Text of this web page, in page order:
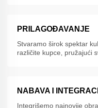
PRILAGOĐAVANJE
Stvaramo širok spektar
različite kupce, pružajući
NABAVA I
Integrišemo najnovije